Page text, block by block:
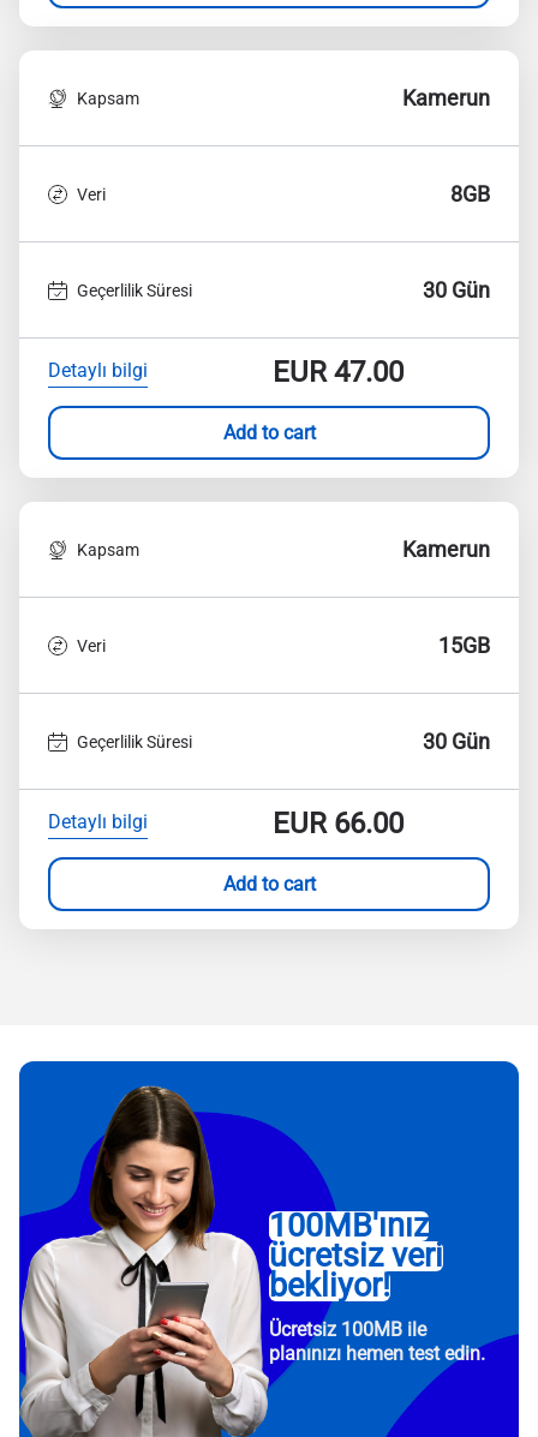
Kapsam Kamerun
Veri 8GB
Geçerlilik Süresi 30 Gün
Detaylı bilgi EUR47.00
Add to cart
Kapsam Kamerun
Veri 15GB
Geçerlilik Süresi 30 Gün
Detaylı bilgi EUR66.00
Add to cart
100MB'ınız
ücretsiz veri
bekliyor!
Ücretsiz 100MB ile
planınızı hemen test edin.